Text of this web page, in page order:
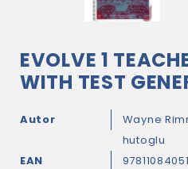
EVOLVE 1
WITH TEST
Autor Wayne
hutoglu
EAN